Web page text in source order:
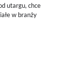
utargu, chce
w branży